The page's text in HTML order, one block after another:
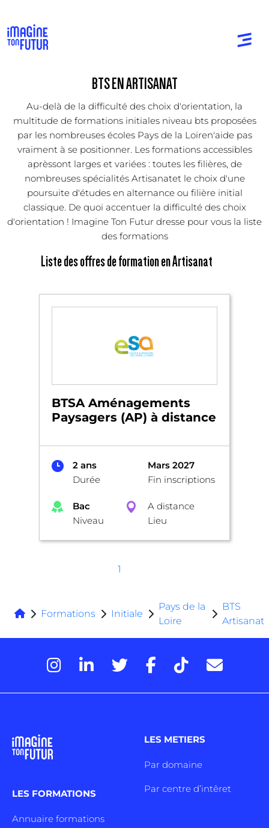
BTS EN ARTISANAT
Au-delà de la difficulté des choix d'orientation, la
multitude de formations initiales niveau bts proposées
par les nombreuses écoles Pays de la Loiren'aide pas
vraiment à se positionner. Les formations accessibles
aprèssont larges et variées : toutes les filières, de
nombreuses spécialités Artisanatet le choix d'une
poursuite d'études en alternance ou filière initial
classique. De quoi accentuer la difficulté des choix
d'orientation ! Imagine Ton Futur dresse pour vous la liste
des formations
Liste des offres de formation en Artisanat
BTSA Aménagements
Paysagers (AP) à distance
2 ans
Durée
Mars 2027
Fin inscriptions
Bac
Niveau
A distance
Lieu
1
Formations Initiale
Pays de la
Loire
BTS
Artisanat
LES FORMATIONS
Annuaire formations
LES METIERS
Par domaine
Par centre d’intêret